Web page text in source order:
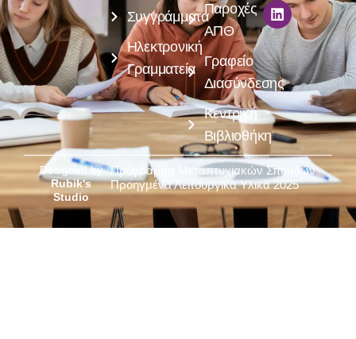
Συγγράμματα
Ηλεκτρονική
Γραμματεία
Παροχές
ΑΠΘ
Γραφείο
Διασύνδεσης
Κεντρική
Βιβλιοθήκη
Designed by
Rubik's
Studio
Πρόγραμμα Μεταπτυχιακών Σπουδών
Προηγμένα Λειτουργικά Υλικά 2025